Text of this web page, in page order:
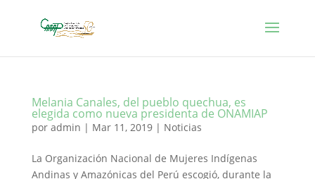
Melania Canales, del pueblo quechua, es
elegida como nueva presidenta de ONAMIAP
por admin | Mar 11, 2019| Noticias
La Organización Nacional de Mujeres Indígenas
Andinas y Amazónicas del Perú escogió, durante la